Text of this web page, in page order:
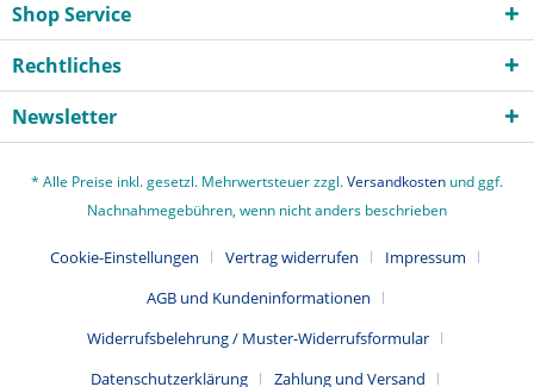
Shop Service
Rechtliches
Newsletter
* Alle Preise inkl. gesetzl. Mehrwertsteuer zzgl.Versandkosten und ggf.
Nachnahmegebühren, wenn nicht anders beschrieben
Cookie-Einstellungen Vertrag widerrufen
Impressum
AGB und Kundeninformationen
Widerrufsbelehrung / Muster-Widerrufsformular
Datenschutzerklärung
Zahlung und Versand